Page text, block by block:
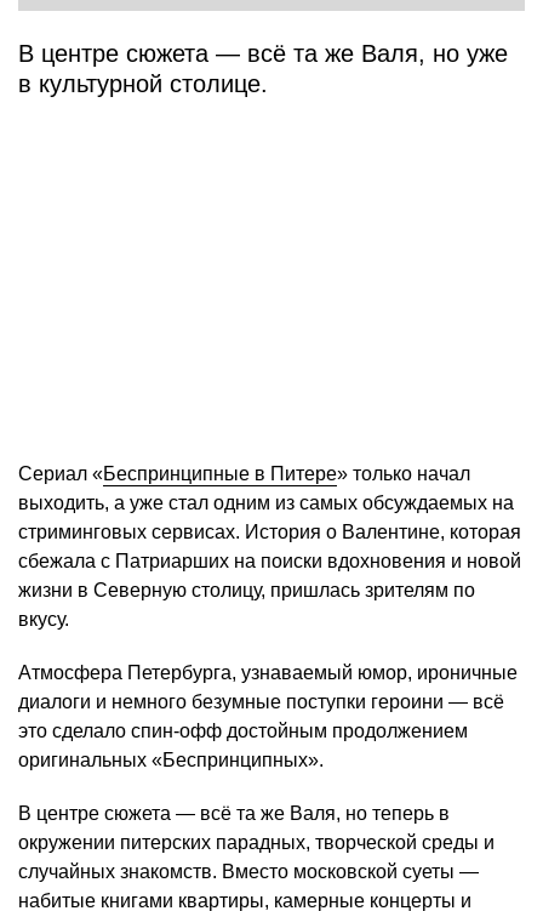
В центре сюжета — всё та же Валя, но уже
в культурной столице.
Сериал «Беспринципные в Питере» только начал
выходить, а уже стал одним из самых обсуждаемых на
стриминговых сервисах. История о Валентине, которая
сбежала с Патриарших на поиски вдохновения и новой
жизни в Северную столицу, пришлась зрителям по
вкусу.
Атмосфера Петербурга, узнаваемый юмор, ироничные
диалоги и немного безумные поступки героини — всё
это сделало спин-офф достойным продолжением
оригинальных «Беспринципных».
В центре сюжета — всё та же Валя, но теперь в
окружении питерских парадных, творческой среды и
случайных знакомств. Вместо московской суеты —
набитые книгами квартиры, камерные концерты и